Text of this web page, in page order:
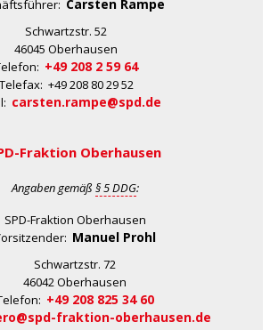
Carsten Rampe
Schwartzstr. 52
46045 Oberhausen
+49 208 2 59 64
Telefax: +49 208 80 29 52
carsten.rampe@spd.de
Fraktion Oberhausen
Angaben gemäß § 5 DDG:
SPD-Fraktion Oberhausen
Manuel Prohl
Schwartzstr. 72
46042 Oberhausen
+49 208 825 34 60
fraktion-oberhausen.de